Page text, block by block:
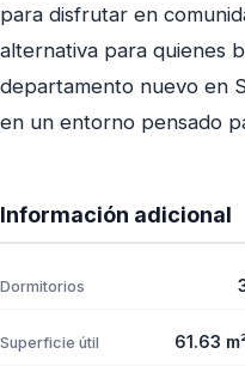
para disfrutar en
alternativa para quienes
departamento nuevo en
en un entorno pensado
Información adicional
Dormitorios
Superficie útil 61.63